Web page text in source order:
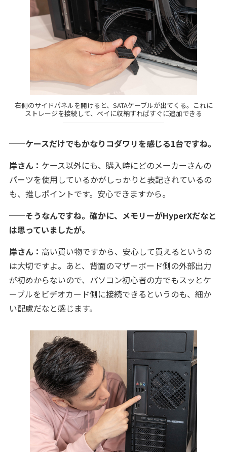
右側のサイドパネルを開けると、SATAケーブルが出てくる。これに
ストレージを接続して、ベイに収納すればすぐに追加できる
──ケースだけでもかなりコダワリを感じる1台ですね。
岸さん： ケース以外にも、購入時にどのメーカーさんの
パーツを使用しているかがしっかりと表記されているの
も、推しポイントです。安心できますから。
──そうなんですね。確かに、メモリーがHyperXだなと
は思っていましたが。
岸さん： 高い買い物ですから、安心して買えるというの
は大切ですよ。あと、背面のマザーボード側の外部出力
が初めからないので、パソコン初心者の方でもスッとケ
ーブルをビデオカード側に接続できるというのも、細か
い配慮だなと感じます。